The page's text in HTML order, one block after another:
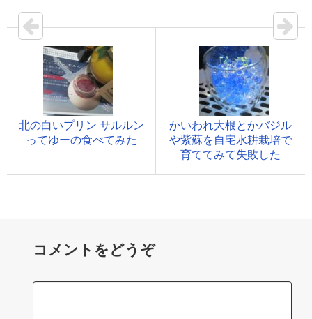
北の白いプリン サルルン
ってゆーの食べてみた
かいわれ大根とかバジル
や紫蘇を自宅水耕栽培で
育ててみて失敗した
コメントをどうぞ